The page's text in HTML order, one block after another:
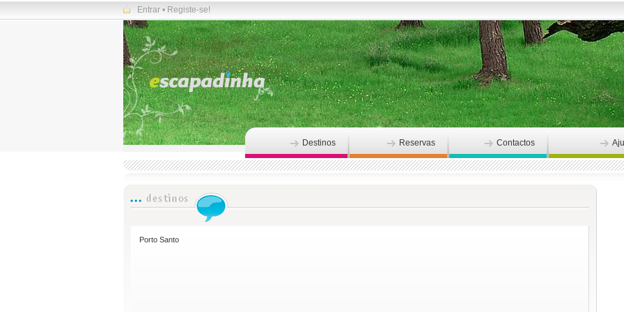
Entrar • Registe-se!
Destinos Reservas Contactos
Porto Santo